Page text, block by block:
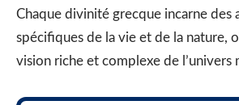
Chaque divinité grecque incarne des
spécifiques de la vie et de la nature,
vision riche et complexe de l’univers